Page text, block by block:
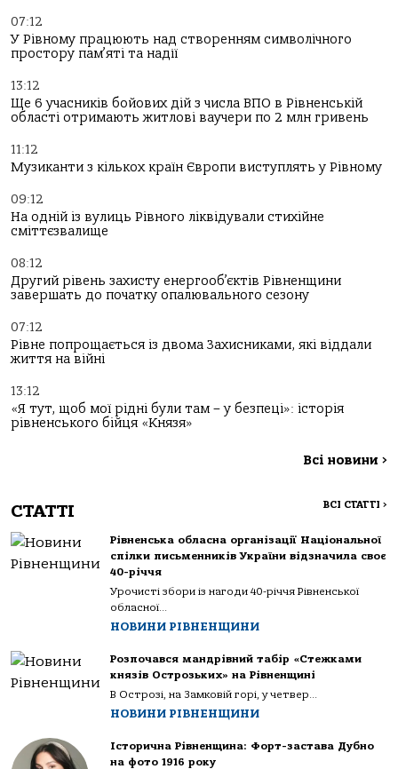
07:12
У Рівному працюють над створенням символічного
простору пам’яті та надії
13:12
Ще 6 учасників бойових дій з числа ВПО в Рівненській
області отримають житлові ваучери по 2 млн гривень
11:12
Музиканти з кількох країн Європи виступлять у Рівному
09:12
На одній із вулиць Рівного ліквідували стихійне
сміттєзвалище
08:12
Другий рівень захисту енергооб’єктів Рівненщини
завершать до початку опалювального сезону
07:12
Рівне попрощається із двома Захисниками, які віддали
життя на війні
13:12
«Я тут, щоб мої рідні були там – у безпеці»: історія
рівненського бійця «Князя»
Всі новини >
СТАТТІ ВСІ СТАТТІ >
Рівненська обласна організації Національної
спілки письменників України відзначила своє
40-річчя
Урочисті збори із нагоди 40-річчя Рівненської
обласної...
НОВИНИ РІВНЕНЩИНИ
Розпочався мандрівний табір «Стежками
князів Острозьких» на Рівненщині
В Острозі, на Замковій горі, у четвер...
НОВИНИ РІВНЕНЩИНИ
Історична Рівненщина: Форт-застава Дубно
на фото 1916 року